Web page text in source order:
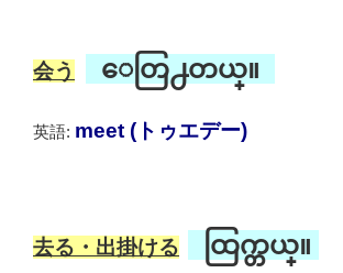
会う ေတြ႕တယ္။
英語: meet (トゥエデー)
去る ・ 出掛ける ထြက္တယ္။